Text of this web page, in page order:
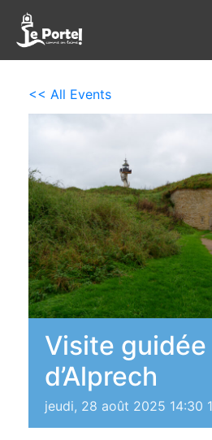
<< All Events
Visite
d’Alprech
jeudi, 28 août 2025 14:30